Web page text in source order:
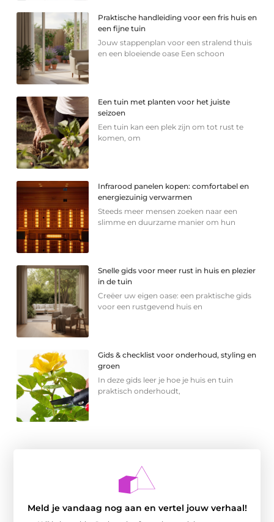
Praktische handleiding voor een fris huis en
een fijne tuin
Jouw stappenplan voor een stralend thuis
en een bloeiende oase Een schoon
Een tuin met planten voor het juiste
seizoen
Een tuin kan een plek zijn om tot rust te
komen, om
Infrarood panelen kopen: comfortabel en
energiezuinig verwarmen
Steeds meer mensen zoeken naar een
slimme en duurzame manier om hun
Snelle gids voor meer rust in huis en plezier
in de tuin
Creëer uw eigen oase: een praktische gids
voor een rustgevend huis en
Gids & checklist voor onderhoud, styling en
groen
In deze gids leer je hoe je huis en tuin
praktisch onderhoudt,
Meld je vandaag nog aan en vertel jouw verhaal!